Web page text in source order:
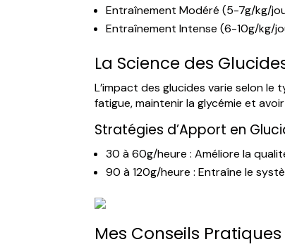
Entraînement Modéré (5-7g/kg/
Entraînement Intense (6-10g/kg/
La Science des
L’impact des glucides varie selon
fatigue, maintenir la glycémie et
Stratégies d’Apport en
30 à 60g/heure : Améliore la
90 à 120g/heure : Entraîne le
Mes Conseils Pratiques